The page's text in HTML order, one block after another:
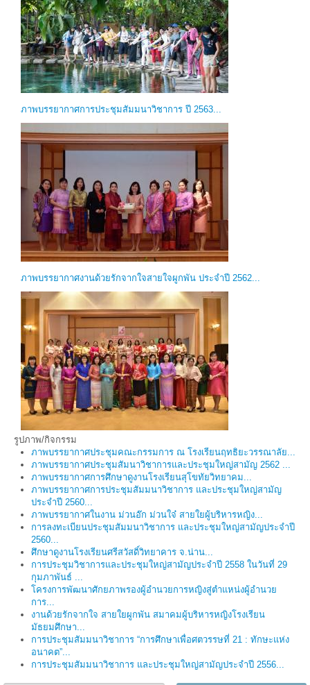
ภาพบรรยากาศการประชุมสัมมนาวิชาการ ปี 2563...
ภาพบรรยากาศงานด้วยรักจากใจสายใจผูกพัน ประจำปี 2562...
รูปภาพ/กิจกรรม
ภาพบรรยากาศประชุมคณะกรรมการ ณ โรงเรียนฤทธิยะวรรณาลัย...
ภาพบรรยากาศประชุมสัมนาวิชาการและประชุมใหญ่สามัญ 2562 ...
ภาพบรรยากาศการศึกษาดูงานโรงเรียนสุโขทัยวิทยาคม...
ภาพบรรยากาศการประชุมสัมมนาวิชาการ และประชุมใหญ่สามัญ
ประจำปี 2560...
ภาพบรรยากาศในงาน ม่วนอ๊ก ม่วนใจ๋ สายใยผู้บริหารหญิง...
การลงทะเบียนประชุมสัมมนาวิชาการ และประชุมใหญ่สามัญประจำปี
2560...
ศึกษาดูงานโรงเรียนศรีสวัสดิ์วิทยาคาร จ.น่าน...
การประชุมวิชาการและประชุมใหญ่สามัญประจำปี 2558 ในวันที่ 29
กุมภาพันธ์ ...
โครงการพัฒนาศักยภาพรองผู้อำนวยการหญิงสู่ตำแหน่งผู้อำนวย
การ...
งานด้วยรักจากใจ สายใยผูกพัน สมาคมผู้บริหารหญิงโรงเรียน
มัธยมศึกษา...
การประชุมสัมมนาวิชาการ “การศึกษาเพื่อศตวรรษที่ 21 : ทักษะแห่ง
อนาคต”...
การประชุมสัมมนาวิชาการ และประชุมใหญ่สามัญประจำปี 2556...